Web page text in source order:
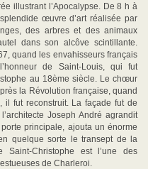
illustrant l’Apocalypse. De 8 h à
œuvre d’art réalisée par
des arbres et des animaux
dans son alcôve scintillante.
quand les envahisseurs français
de Saint-Louis, qui fut
au 18ème siècle. Le chœur
la Révolution française, quand
il fut reconstruit. La façade fut de
Joseph André agrandit
principale, ajouta un énorme
quelque sorte le transept de la
Saint-Christophe est l’une des
de Charleroi.